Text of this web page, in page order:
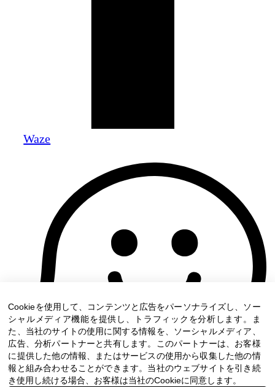
Waze
Cookieを使用して、コンテンツと広告をパーソナライズし、ソー
シャルメディア機能を提供し、トラフィックを分析します。ま
た、当社のサイトの使用に関する情報を、ソーシャルメディア、
広告、分析パートナーと共有します。このパートナーは、お客様
に提供した他の情報、またはサービスの使用から収集した他の情
報と組み合わせることができます。当社のウェブサイトを引き続
き使用し続ける場合、お客様は当社のCookieに同意します。